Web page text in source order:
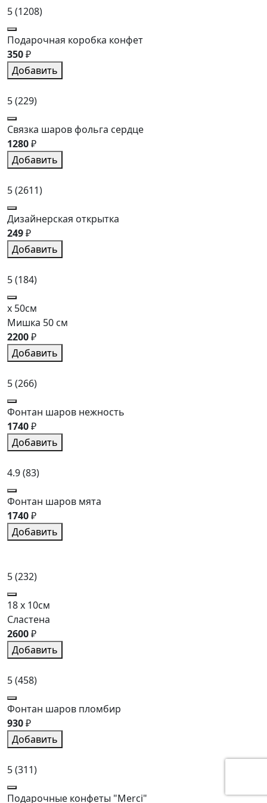
5(1208)
Подарочная коробка конфет
350₽
Добавить
5(229)
Связка шаров фольга сердце
1280₽
Добавить
5(2611)
Дизайнерская открытка
249₽
Добавить
5(184)
x 50см
Мишка 50 см
2200₽
Добавить
5(266)
Фонтан шаров нежность
1740₽
Добавить
4.9(83)
Фонтан шаров мята
1740₽
Добавить
5(232)
18 x 10см
Сластена
2600₽
Добавить
5(458)
Фонтан шаров пломбир
930₽
Добавить
5(311)
Подарочные конфеты "Merci"